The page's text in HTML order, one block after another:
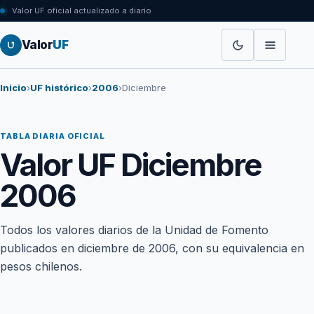
Valor UF oficial actualizado a diario
ValorUF
Inicio›UF histórico›2006›Diciembre
TABLA DIARIA OFICIAL
Valor UF Diciembre
2006
Todos los valores diarios de la Unidad de Fomento
publicados en diciembre de 2006, con su equivalencia en
pesos chilenos.